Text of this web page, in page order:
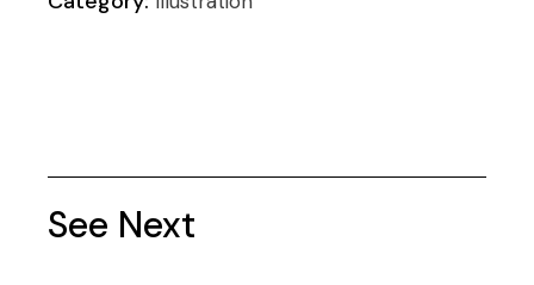
See Next